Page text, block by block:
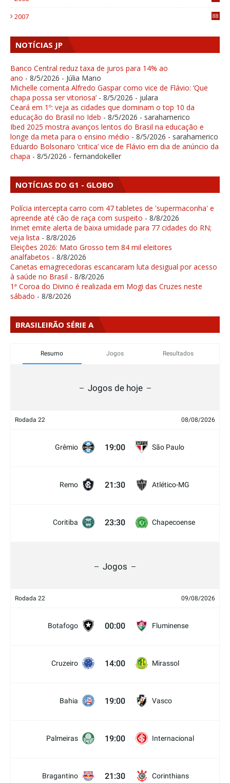
2007 88
NOTÍCIAS JP
Banco Central reduz taxa de juros para 14% ao
ano - 8/5/2026 - Júlia Mano
Michelle comenta Alfredo Gaspar como vice de Flávio: ‘Que
chapa possa ser vitoriosa’ - 8/5/2026 - julara
Ceará em 1º: veja as cidades que dominam o top 10 da
educação do Brasil no Ideb - 8/5/2026 - sarahamerico
Ibed 2025 mostra avanços lentos do Brasil na educação e
longe da meta para o ensino médio - 8/5/2026 - sarahamerico
Eduardo Bolsonaro ‘critica’ vice de Flávio em dia de anúncio da
chapa - 8/5/2026 - fernandokeller
NOTÍCIAS DO G1 - GLOBO
Polícia intercepta carro com 47 tabletes de 'supermaconha' e
apreende até cão de raça com suspeito - 8/8/2026
Inmet emite alerta de baixa umidade para 77 cidades do RN;
veja lista - 8/8/2026
Eleições 2026: Mato Grosso tem 84 mil eleitores
analfabetos - 8/8/2026
Canetas emagrecedoras escancaram luta desigual por acesso
à saúde no Brasil - 8/8/2026
1ª Coroa do Divino é realizada em Mogi das Cruzes neste
sábado - 8/8/2026
BRASILEIRÃO SÉRIE A
Resumo Jogos Resultados
Jogos de hoje
Rodada 22 08/08/2026
Grêmio 19:00 São Paulo
Remo 21:30 Atlético-MG
Coritiba 23:30 Chapecoense
Jogos
Rodada 22 09/08/2026
Botafogo 00:00 Fluminense
Cruzeiro 14:00 Mirassol
Bahia 19:00 Vasco
Palmeiras 19:00 Internacional
Bragantino 21:30 Corinthians